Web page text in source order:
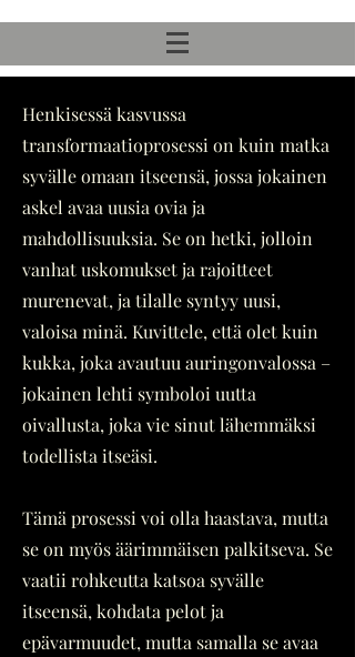
Henkisessä kasvussa
transformaatioprosessi on kuin matka
syvälle omaan itseensä, jossa jokainen
askel avaa uusia ovia ja
mahdollisuuksia. Se on hetki, jolloin
vanhat uskomukset ja rajoitteet
murenevat, ja tilalle syntyy uusi,
valoisa minä. Kuvittele, että olet kuin
kukka, joka avautuu auringonvalossa –
jokainen lehti symboloi uutta
oivallusta, joka vie sinut lähemmäksi
todellista itseäsi.
Tämä prosessi voi olla haastava, mutta
se on myös äärimmäisen palkitseva. Se
vaatii rohkeutta katsoa syvälle
itseensä, kohdata pelot ja
epävarmuudet, mutta samalla se avaa